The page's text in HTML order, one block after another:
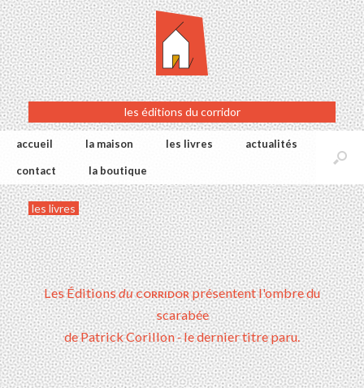
les éditions du corridor
accueil la maison les livres actualités
contact la boutique
les livres
Les Éditionsducorridorprésentent l'ombre du
scarabée
de Patrick Corillon-le dernier titre paru.